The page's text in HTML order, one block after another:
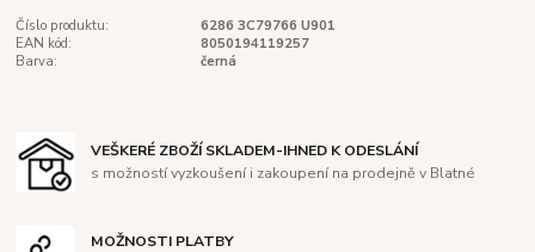
Číslo produktu:
6286 3C79766 U901
EAN kód:
8050194119257
Barva:
černá
VEŠKERÉ ZBOŽÍ SKLADEM-IHNED K ODESLÁNÍ
s možností vyzkoušení i zakoupení na prodejně v Blatné
MOŽNOSTI PLATBY